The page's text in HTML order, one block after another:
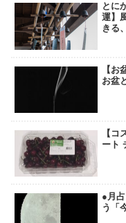
とに
運】
きる
【
お盆
【
ート
●月
う「